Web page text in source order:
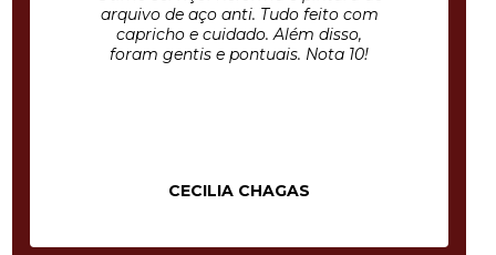
arquivo de aço anti. Tudo feito com
capricho e cuidado. Além disso,
foram gentis e pontuais. Nota 10!
CECILIA CHAGAS